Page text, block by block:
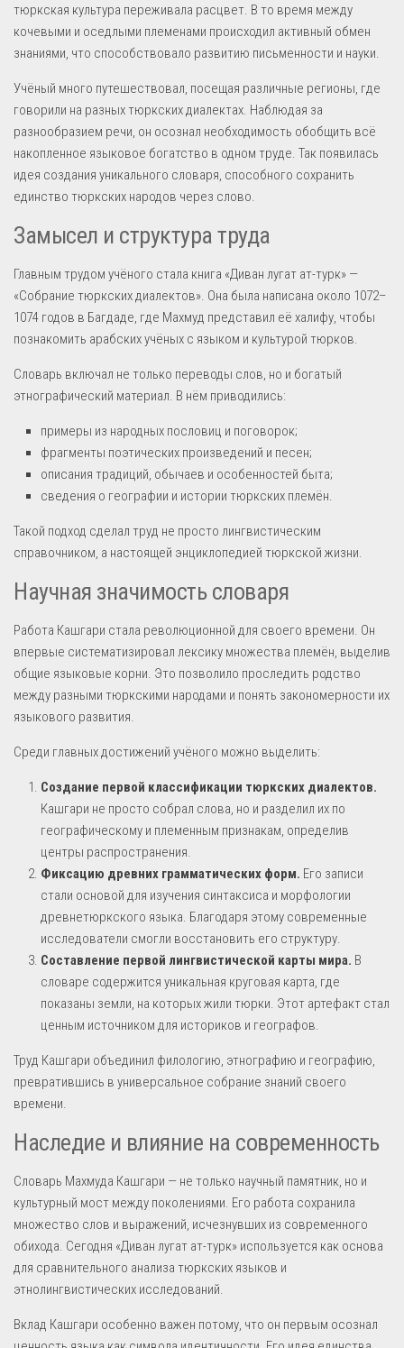
тюркская культура переживала расцвет. В то время между
кочевыми и оседлыми племенами происходил активный обмен
знаниями, что способствовало развитию письменности и науки.
Учёный много путешествовал, посещая различные регионы, где
говорили на разных тюркских диалектах. Наблюдая за
разнообразием речи, он осознал необходимость обобщить всё
накопленное языковое богатство в одном труде. Так появилась
идея создания уникального словаря, способного сохранить
единство тюркских народов через слово.
Замысел и структура труда
Главным трудом учёного стала книга «Диван лугат ат-турк» —
«Собрание тюркских диалектов». Она была написана около 1072–
1074 годов в Багдаде, где Махмуд представил её халифу, чтобы
познакомить арабских учёных с языком и культурой тюрков.
Словарь включал не только переводы слов, но и богатый
этнографический материал. В нём приводились:
примеры из народных пословиц и поговорок;
фрагменты поэтических произведений и песен;
описания традиций, обычаев и особенностей быта;
сведения о географии и истории тюркских племён.
Такой подход сделал труд не просто лингвистическим
справочником, а настоящей энциклопедией тюркской жизни.
Научная значимость словаря
Работа Кашгари стала революционной для своего времени. Он
впервые систематизировал лексику множества племён, выделив
общие языковые корни. Это позволило проследить родство
между разными тюркскими народами и понять закономерности их
языкового развития.
Среди главных достижений учёного можно выделить:
Создание первой классификации тюркских диалектов.
Кашгари не просто собрал слова, но и разделил их по
географическому и племенным признакам, определив
центры распространения.
Фиксацию древних грамматических форм. Его записи
стали основой для изучения синтаксиса и морфологии
древнетюркского языка. Благодаря этому современные
исследователи смогли восстановить его структуру.
Составление первой лингвистической карты мира. В
словаре содержится уникальная круговая карта, где
показаны земли, на которых жили тюрки. Этот артефакт стал
ценным источником для историков и географов.
Труд Кашгари объединил филологию, этнографию и географию,
превратившись в универсальное собрание знаний своего
времени.
Наследие и влияние на современность
Словарь Махмуда Кашгари — не только научный памятник, но и
культурный мост между поколениями. Его работа сохранила
множество слов и выражений, исчезнувших из современного
обихода. Сегодня «Диван лугат ат-турк» используется как основа
для сравнительного анализа тюркских языков и
этнолингвистических исследований.
Вклад Кашгари особенно важен потому, что он первым осознал